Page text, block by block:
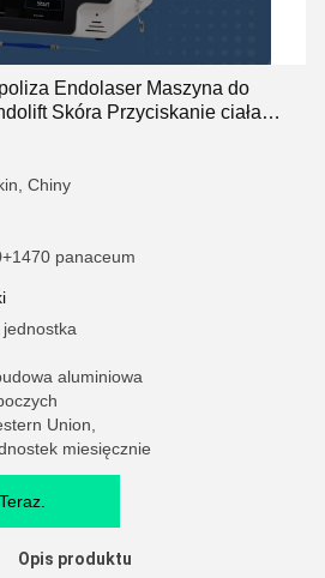
Endolaser Maszyna do
Skóra Przyciskanie ciała
Chiny
panaceum
aluminiowa
Union,
miesięcznie
Opis produktu